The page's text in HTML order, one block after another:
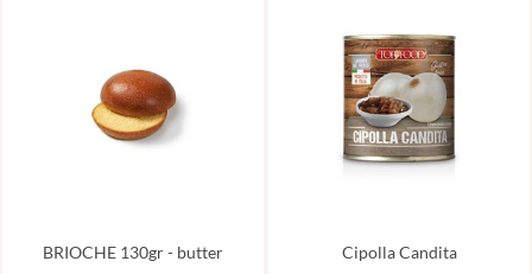
BRIOCHE 130gr - butter Cipolla Candita